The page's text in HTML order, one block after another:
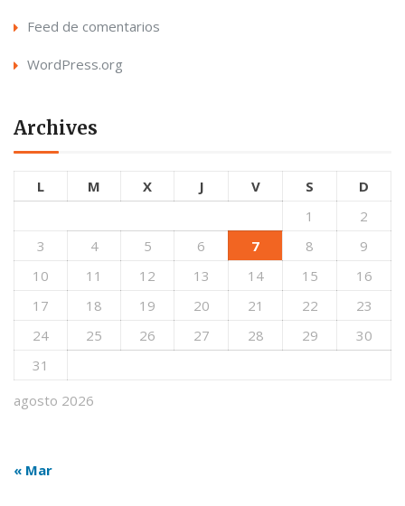
Feed de comentarios
WordPress.org
Archives
agosto 2026
L M X J V S
D
1
2
3
4 5 6 7 8
9
10
11 12 13 14 15
16
17
18 19 20 21 22
23
24
25 26 27 28 29
30
31
« Mar